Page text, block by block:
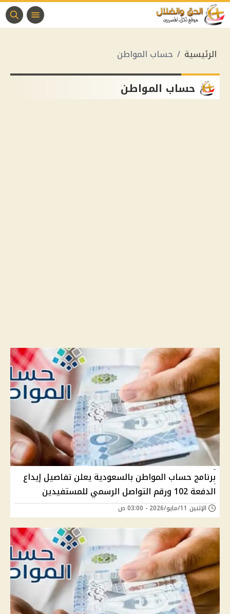
الرئيسية حساب المواطن
حساب المواطن
برنامج حساب المواطن بالسعودية يعلن تفاصيل إيداع
الدفعة 102 ورقم التواصل الرسمي للمستفيدين
الإثنين 11/مايو/2026 - 03:00 ص